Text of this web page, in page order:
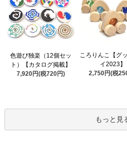
色遊び独楽（12個セッ
ト）【カタログ掲載】
7,920円(税720円)
ころりんこ【グ
イ2023】
2,750円(税
もっと見